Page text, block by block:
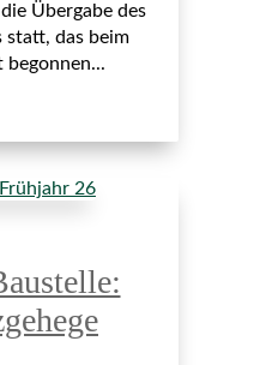
Übergabe des
statt, das beim